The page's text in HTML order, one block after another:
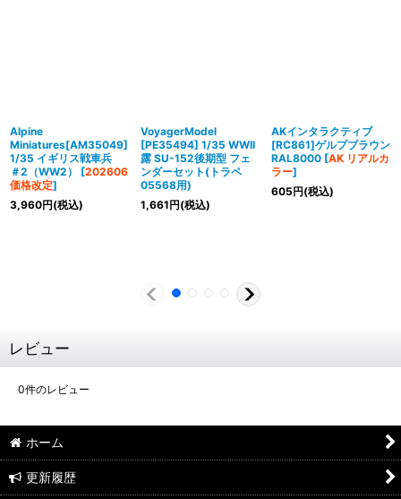
Alpine
Miniatures[AM35049]
1/35 イギリス戦車兵
＃2（WW2）
[202606
価格改定]
3,960円(税込)
VoyagerModel
[PE35494] 1/35 WWII
露 SU-152後期型 フェ
ンダーセット(トラペ
05568用)
1,661円(税込)
AKインタラクティブ
[RC861]ゲルプブラウン
RAL8000 [AK リアルカ
ラー]
605円(税込)
レビュー
0件のレビュー
ホーム
更新履歴